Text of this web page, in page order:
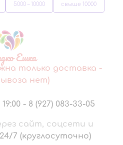
5000 – 10000 свыше 10000
Ешка
только доставка -
нет)
- 8 (927) 083-33-05
сайт, соцсети и
24/7 (круглосуточно)